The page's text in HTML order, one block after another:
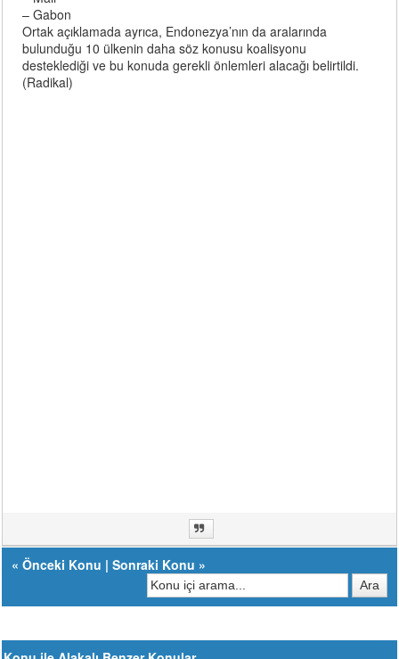
– Gabon
Ortak açıklamada ayrıca, Endonezya’nın da aralarında
bulunduğu 10 ülkenin daha söz konusu koalisyonu
desteklediği ve bu konuda gerekli önlemleri alacağı belirtildi.
(Radikal)
«Önceki Konu |Sonraki Konu »